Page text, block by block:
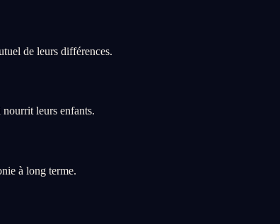
de leurs différences.
leurs enfants.
à long terme.